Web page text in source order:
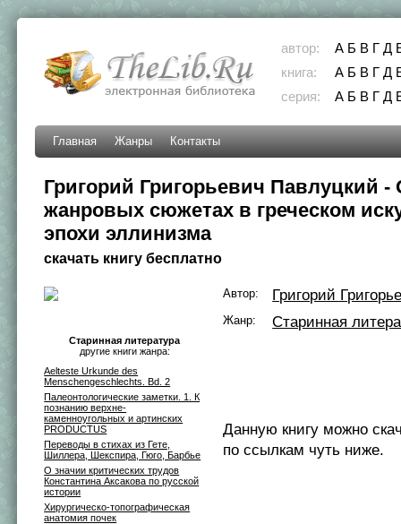
автор: А Б В Г Д
книга:
А Б В Г Д
серия:
А Б В Г Д
Главная Жанры Контакты
Григорий Григорьевич Павлуцкий -
жанровых сюжетах в греческом
эпохи эллинизма
скачать книгу бесплатно
Старинная литература
другие книги жанра:
Aelteste Urkunde des
Menschengeschlechts. Bd. 2
Палеонтологические заметки. 1. К
познанию верхне-
каменноугольных и артинских
PRODUCTUS
Переводы в стихах из Гете,
Шиллера, Шекспира, Гюго, Барбье
О значии критических трудов
Константина Аксакова по русской
истории
Хирургическо-топографическая
анатомия почек
Автор: Григорий
Жанр: Старинная
Данную книгу можно
по ссылкам чуть ниже.